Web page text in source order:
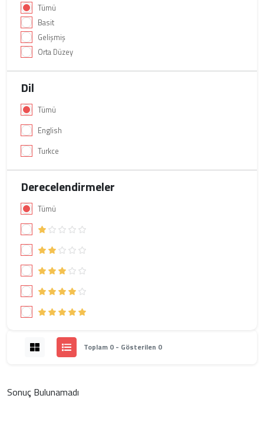
Tümü
Basit
Gelişmiş
Orta Düzey
Dil
Tümü
English
Turkce
Derecelendirmeler
Tümü
Toplam 0 - Gösterilen 0
Sonuç Bulunamadı